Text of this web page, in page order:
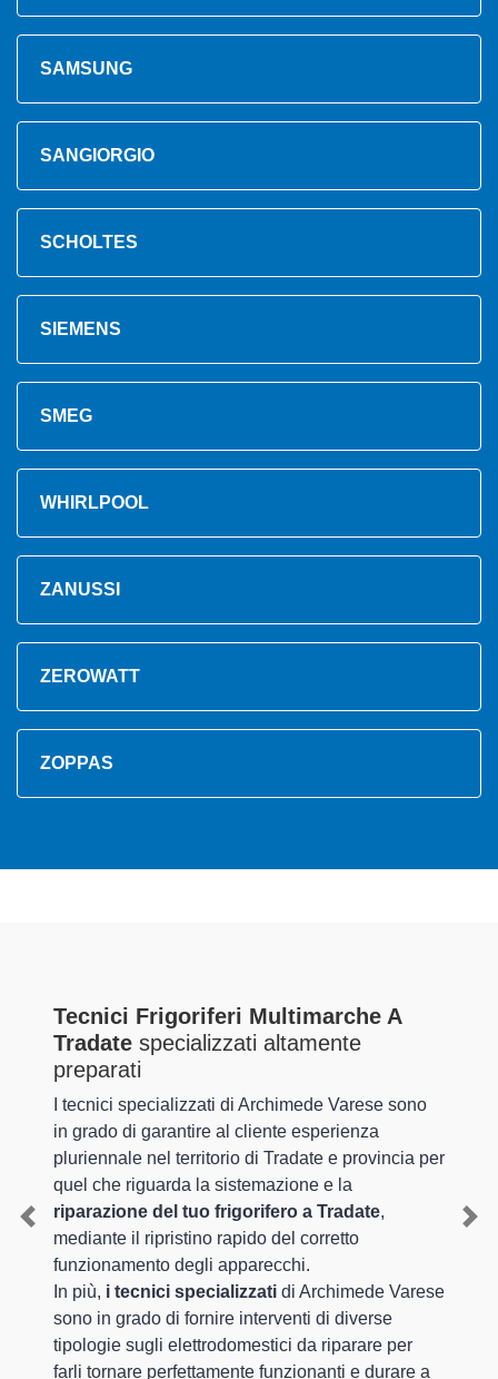
SAMSUNG
SANGIORGIO
SCHOLTES
SIEMENS
SMEG
WHIRLPOOL
ZANUSSI
ZEROWATT
ZOPPAS
Tecnici Frigoriferi Multimarche A
Tradate specializzati altamente
preparati
I tecnici specializzati di Archimede Varese sono
in grado di garantire al cliente esperienza
pluriennale nel territorio di Tradate e provincia per
quel che riguarda la sistemazione e la
riparazione del tuo frigorifero a Tradate,
mediante il ripristino rapido del corretto
funzionamento degli apparecchi.
In più, i tecnici specializzati di Archimede Varese
sono in grado di fornire interventi di diverse
tipologie sugli elettrodomestici da riparare per
farli tornare perfettamente funzionanti e durare a
Previous